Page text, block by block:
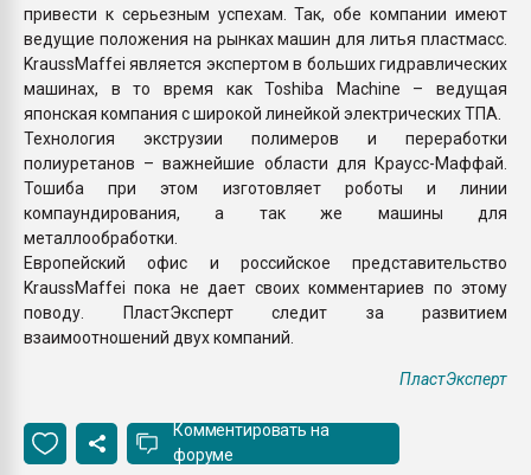
привести к серьезным успехам. Так, обе компании имеют
ведущие положения на рынках машин для литья пластмасс.
KraussMaffei является экспертом в больших гидравлических
машинах, в то время как Toshiba Machine – ведущая
японская компания с широкой линейкой электрических ТПА.
Технология экструзии полимеров и переработки
полиуретанов – важнейшие области для Краусс-Маффай.
Тошиба при этом изготовляет роботы и линии
компаундирования, а так же машины для
металлообработки.
Европейский офис и российское представительство
KraussMaffei пока не дает своих комментариев по этому
поводу. ПластЭксперт следит за развитием
взаимоотношений двух компаний.
ПластЭксперт
Комментировать на
форуме